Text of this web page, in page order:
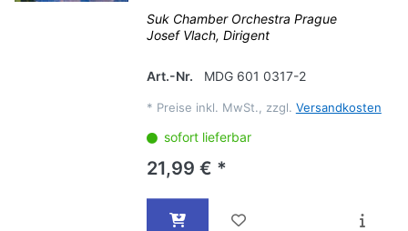
Suk Chamber Orchestra Prague
Josef Vlach, Dirigent
Art.-Nr. MDG 601 0317-2
* Preise inkl. MwSt., zzgl. Versandkosten
sofort lieferbar
21,99 € *